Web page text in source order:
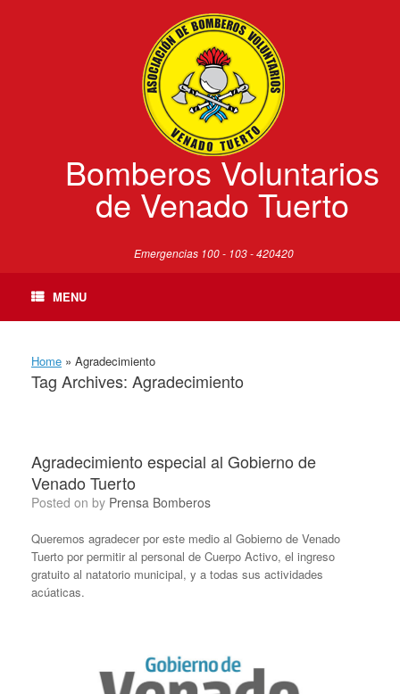
Bomberos Voluntarios
de Venado Tuerto
Emergencias 100 - 103 - 420420
MENU
Home » Agradecimiento
Tag Archives: Agradecimiento
Agradecimiento especial al Gobierno de
Venado Tuerto
Posted on by Prensa Bomberos
Queremos agradecer por este medio al Gobierno de Venado
Tuerto por permitir al personal de Cuerpo Activo, el ingreso
gratuito al natatorio municipal, y a todas sus actividades
acúaticas.